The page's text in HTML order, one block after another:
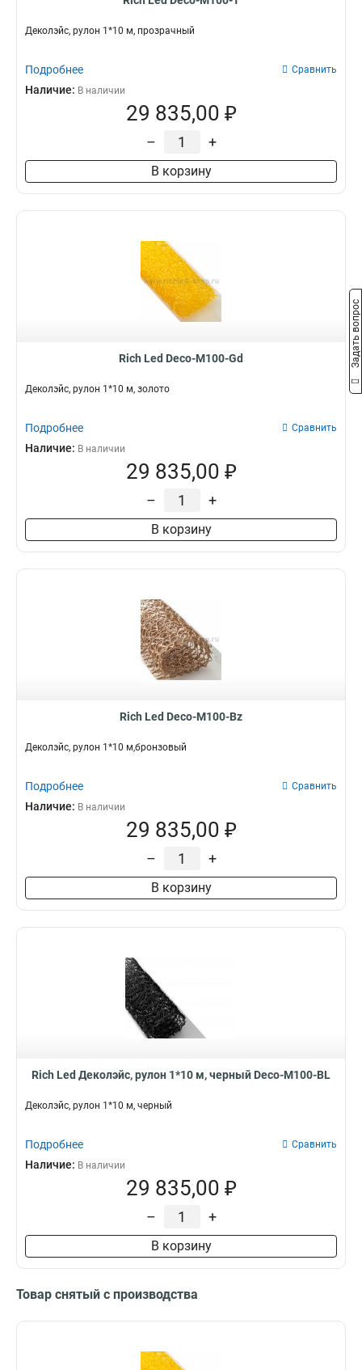
Деколэйс, рулон 1*10 м, прозрачный
Подробнее Сравнить
Наличие: В наличии
29 835,00 ₽
– +
В корзину
Rich Led Deco-M100-Gd
Деколэйс, рулон 1*10 м, золото
Подробнее Сравнить
Наличие: В наличии
29 835,00 ₽
– +
В корзину
Rich Led Deco-M100-Bz
Деколэйс, рулон 1*10 м,бронзовый
Подробнее Сравнить
Наличие: В наличии
29 835,00 ₽
– +
В корзину
Rich Led Деколэйс, рулон 1*10 м, черный Deco-M100-BL
Деколэйс, рулон 1*10 м, черный
Подробнее Сравнить
Наличие: В наличии
29 835,00 ₽
– +
В корзину
Товар снятый с производства
Задать вопрос